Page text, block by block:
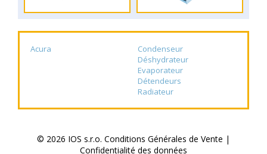
Acura
Condenseur
Déshydrateur
Evaporateur
Détendeurs
Radiateur
© 2026 IOS s.r.o. Conditions Générales de Vente |
Confidentialité des données